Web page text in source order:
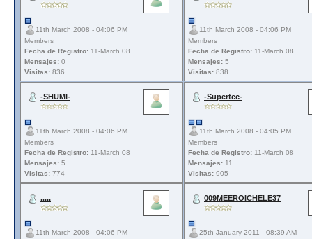
11th March 2008 - 04:06 PM
Members
Fecha de Registro: 11-March 08
Mensajes: 0
Visitas: 836
11th March 2008 - 04:06 PM
Members
Fecha de Registro: 11-March 08
Mensajes: 5
Visitas: 838
-SHUMI-
11th March 2008 - 04:06 PM
Members
Fecha de Registro: 11-March 08
Mensajes: 5
Visitas: 774
-Supertec-
11th March 2008 - 04:05 PM
Members
Fecha de Registro: 11-March 08
Mensajes: 11
Visitas: 905
.....
11th March 2008 - 04:06 PM
009MEEROICHELE37
25th January 2011 - 08:39 AM